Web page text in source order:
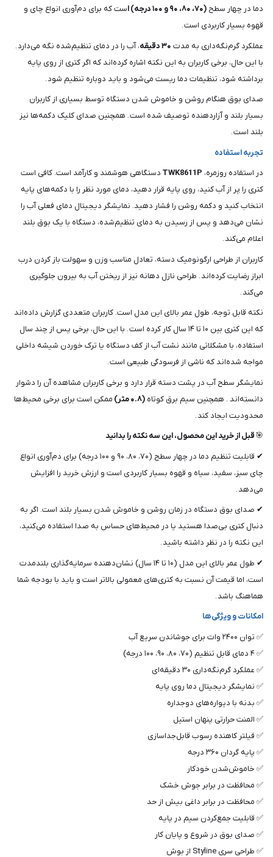
دما در چهار سطح (۷۰، ۸۰، ۹۰ و ۱۰۰ درجه) ا
ست که برای دم‌آوری انواع چای و
قهوه بسیار کاربردی است .
عملکرد گرم‌نگه‌داری به مدت ۳۰ دقیقه
، آب را در دمای تنظیم‌شده نگه می‌دارد .
با این حال، برخی کاربران به این نکته اشاره کرده‌اند که اگر کتری از روی پایه
برداشته شود، تنظیمات دما ریست می‌شود و باید دوباره تنظیم شود .
صدای بوق هنگام روشن و خاموش شدن دستگاه توسط بسیاری از کاربران
بسیار بلند و آزاردهنده توصیف شده است . همچنین صدای کلیک دکمه‌ها نیز
بلند است .
تجربه استفاده
در استفاده روزمره، TWK8611P دستگاهی هوشمند و کارآمد است. کافی است
کتری را پر از آب کنید، روی پایه قرار دهید، دمای مورد نظر را با دکمه‌های پایه
انتخاب کنید و دکمه روشن را فشار دهید. نمایشگر دیجیتال دمای فعلی آب را
نشان می‌دهد و پس از رسیدن به دمای تنظیم‌شده، دستگاه با یک بوق بلند
اعلام می‌کند .
کاربران از طراحی ارگونومیک دسته، تعادل مناسب وزن و سهولت باز کردن درب
ابراز رضایت کرده‌اند . طراحی نازل دهانه نیز از ریختن آب به بیرون جلوگیری
می‌کند .
نکته قابل توجه، طول عمر بالای این مدل است. کاربران متعددی گزارش داده‌اند
که این کتری بین ۱۰ تا ۱۴ سال کار کرده است . با این حال، برخی پس از چند سال
استفاده، با مشکلاتی مانند نشت آب از کف دستگاه یا ترک خوردن شیشه داخلی
مواجه شده‌اند که ناشی از فرسودگی طبیعی است .
نمایشگر سطح آب در پشت دسته قرار دارد و برخی کاربران مشاهده آن را دشوار
دانسته‌اند . همچنین سیم برق کوتاه (۰.۸ متر)
ممکن است برای برخی محیط‌ها
محدودیت ایجاد کند .
🎯قبل از خرید این محصول، این سه نکته را بدانید
✔ قابلیت تنظیم دما در چهار سطح (۷۰، ۸۰، ۹۰ و ۱۰۰ درجه) برای دم‌آوری انواع
چای سبز، سفید، سیاه و قهوه بسیار کاربردی است و ارزش خرید را افزایش
می‌دهد .
✔ صدای بوق دستگاه در زمان روشن و خاموش شدن بسیار بلند است. اگر به
دنبال کتری بی‌صدا هستید یا در محیط‌های حساس به صدا استفاده می‌کنید،
این نکته را در نظر داشته باشید .
✔ طول عمر بالای این مدل (۱۰ تا ۱۴ سال) نشان‌دهنده سرمایه‌گذاری بلندمدت
است، اما قیمت آن نسبت به کتری‌های معمولی بالاتر است و باید با بودجه شما
هماهنگ باشد .
امکانات و ویژگی‌ها
✅ توان ۲۴۰۰ وات برای جوشاندن سریع آب
✅ ۴ دمای قابل تنظیم (۷۰، ۸۰، ۹۰، ۱۰۰ درجه)
✅ عملکرد گرم‌نگه‌داری ۳۰ دقیقه‌ای
✅ نمایشگر دیجیتال دما روی پایه
✅ بدنه با دیواره‌های دوجداره
✅ المنت حرارتی پنهان استیل
✅ فیلتر کاهنده رسوب قابل‌جداسازی
✅ پایه گردان ۳۶۰ درجه
✅ خاموش‌شدن خودکار
✅ محافظت در برابر جوش خشک
✅ محافظت در برابر داغی بیش از حد
✅ قابلیت جمع‌کردن سیم در پایه
✅ صدای بوق در شروع و پایان کار
✅ طراحی سری Styline از بوش